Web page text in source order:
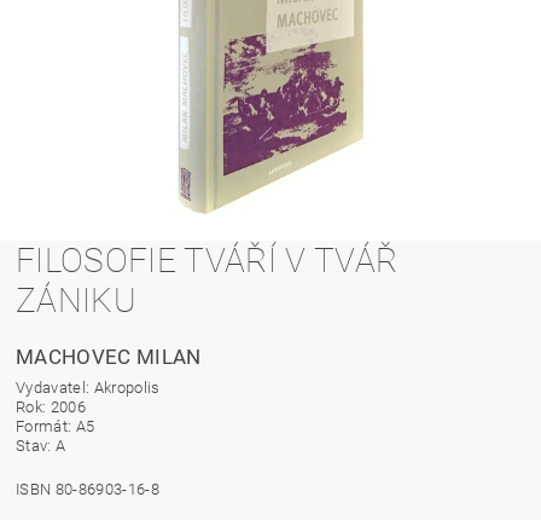
FILOSOFIE TVÁŘÍ V TVÁŘ
ZÁNIKU
MACHOVEC MILAN
Vydavatel: Akropolis
Rok: 2006
Formát: A5
Stav: A
ISBN 80-86903-16-8